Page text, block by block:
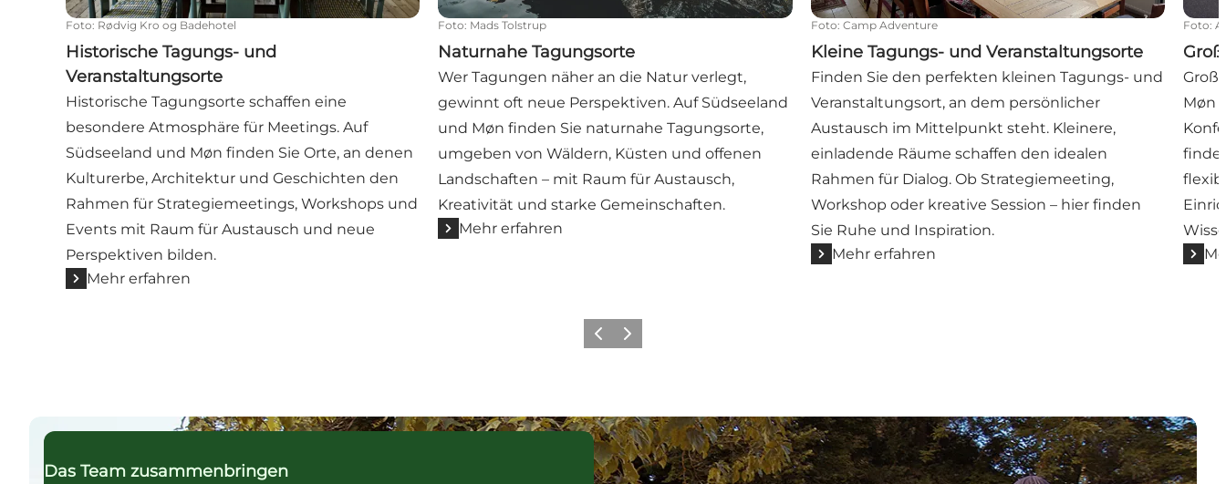
Foto: Rødvig Kro og Badehotel
Historische Tagungs- und
Veranstaltungsorte
Historische Tagungsorte schaffen eine
besondere Atmosphäre für Meetings. Auf
Südseeland und Møn finden Sie Orte, an denen
Kulturerbe, Architektur und Geschichten den
Rahmen für Strategiemeetings, Workshops und
Events mit Raum für Austausch und neue
Perspektiven bilden.
Mehr erfahren
Foto: Mads Tolstrup
Naturnahe Tagungsorte
Wer Tagungen näher an die Natur verlegt,
gewinnt oft neue Perspektiven. Auf Südseeland
und Møn finden Sie naturnahe Tagungsorte,
umgeben von Wäldern, Küsten und offenen
Landschaften – mit Raum für Austausch,
Kreativität und starke Gemeinschaften.
Mehr erfahren
Foto: Camp Adventure
Kleine Tagungs- und Veranstaltungsorte
Finden Sie den perfekten kleinen Tagungs- und
Veranstaltungsort, an dem persönlicher
Austausch im Mittelpunkt steht. Kleinere,
einladende Räume schaffen den idealen
Rahmen für Dialog. Ob Strategiemeeting,
Workshop oder kreative Session – hier finden
Sie Ruhe und Inspiration.
Mehr erfahren
Foto:
Møn
ZurückWeiter
Teambuilding mit besonderem Charakter auf Südseeland & Møn
Das Team zusammenbringen